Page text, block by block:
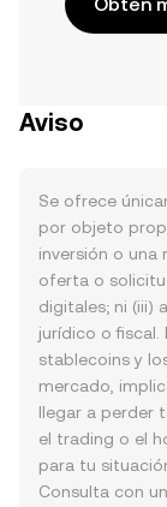
Aviso
Se ofrece
por objeto
inversión o una
oferta o
digitales; ni (iii)
jurídico o fiscal.
stablecoins y
mercado,
llegar a perder
el trading o el
para tu
Consulta con